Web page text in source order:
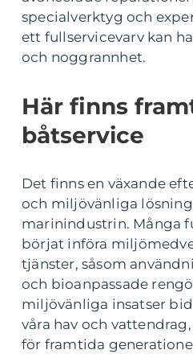
specialverktyg och
ett fullservicevarv kan
och noggrannhet.
Här finns
båtservice
Det finns en växande
och miljövänliga
marinindustrin. Många
börjat införa
tjänster, såsom
och bioanpassade
miljövänliga insatser
våra hav och
för framtida